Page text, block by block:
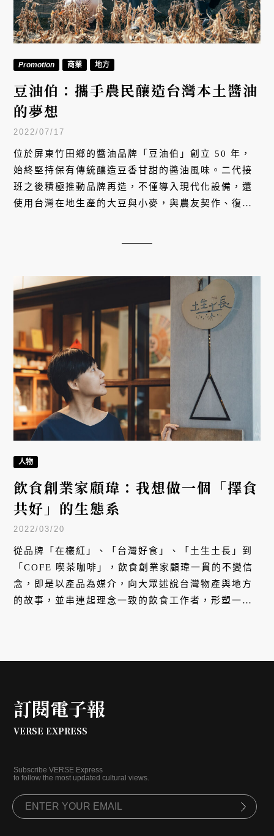
Promotion 商業 地方
豆油伯：攜手農民釀造台灣本土醬油
的夢想
2022/07/17
位於屏東竹田鄉的醬油品牌「豆油伯」創⽴ 50 年，
始終堅持保有傳統釀造豆⾹甘甜的醬油⾵味。二代接
班之後積極推動品牌再造，不僅導⼊現代化設備，還
使用台灣在地生產的大豆與小⿆，與農友契作、復興
人物
飲食創業家顧瑋：我想做一個「擇食
共好」的生態系
2022/03/20
從品牌「在欉紅」、「台灣好食」、「土生土長」到
「COFE 喫茶咖啡」，飲食創業家顧瑋一貫的不變信
念，即是以產品為媒介，向大眾述說台灣物產與地方
的故事，並串連起理念一致的飲食工作者，形塑一個
訂閱電子報
VERSE EXPRESS
Subscribe VERSE Express
to follow the most updated cultural views.